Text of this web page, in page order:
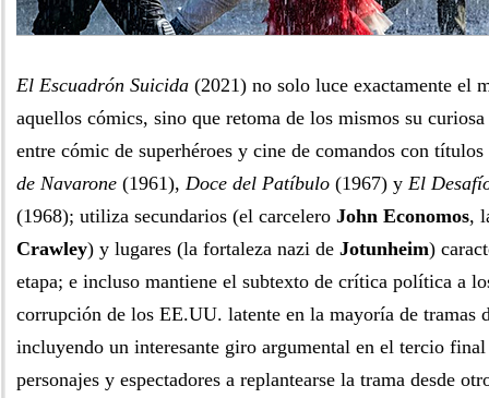
El Escuadrón Suicida (2021) no solo luce exactamente el
aquellos cómics, sino que retoma de los mismos su
entre cómic de superhéroes y cine de comandos con
de Navarone (1961), Doce del Patíbulo (1967) y El
(1968); utiliza secundarios (el carcelero John Economos,
Crawley) y lugares (la fortaleza nazi de Jotunheim)
etapa; e incluso mantiene el subtexto de crítica política a
corrupción de los EE.UU. latente en la mayoría de tramas
incluyendo un interesante giro argumental en el tercio
personajes y espectadores a replantearse la trama desde